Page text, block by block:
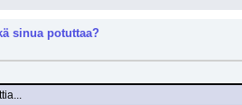
sinua potuttaa?